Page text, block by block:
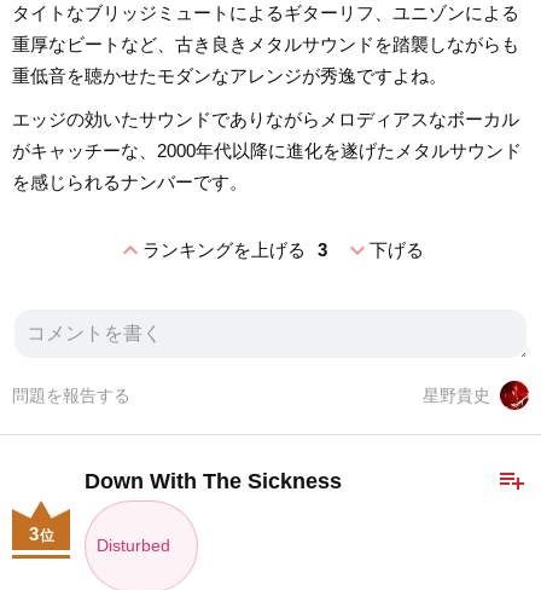
タイトなブリッジミュートによるギターリフ、ユニゾンによる
重厚なビートなど、古き良きメタルサウンドを踏襲しながらも
重低音を聴かせたモダンなアレンジが秀逸ですよね。
エッジの効いたサウンドでありながらメロディアスなボーカル
がキャッチーな、2000年代以降に進化を遂げたメタルサウンド
を感じられるナンバーです。
expand_lessランキングを上げる 3 expand_more下げる
星野貴史
問題を報告する
playlist_add
Down With The Sickness
Disturbed
3位